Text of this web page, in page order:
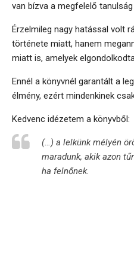
van bízva a megfelelő
Érzelmileg nagy hatással volt
története miatt, hanem
miatt is, amelyek
Ennél a könyvnél garantált a
élmény, ezért mindenkinek
Kedvenc idézetem a könyvből:
(…) a lelkünk mélyén
maradunk, akik azon
ha felnőnek.